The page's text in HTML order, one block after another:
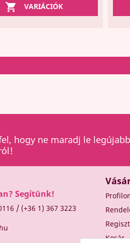
 VARIÁCIÓK
hogy ne maradj le
Segítünk!
/ (+36 1) 367 3223
Kosár